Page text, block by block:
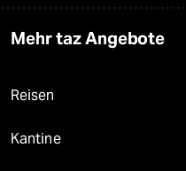
Mehr taz Angebote
Reisen
Kantine